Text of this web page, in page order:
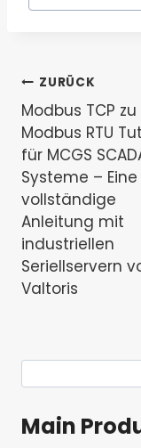
ZURÜCK
Modbus TCP zu
Modbus RTU
für MCGS
Systeme – Eine
vollständige
Anleitung mit
industriellen
Seriellservern
Valtoris
u
c
h
Main